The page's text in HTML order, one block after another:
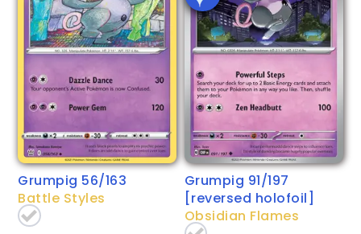
Grumpig 56/163
Battle Styles
Grumpig 91/197
[reversed holofoil]
Obsidian Flames